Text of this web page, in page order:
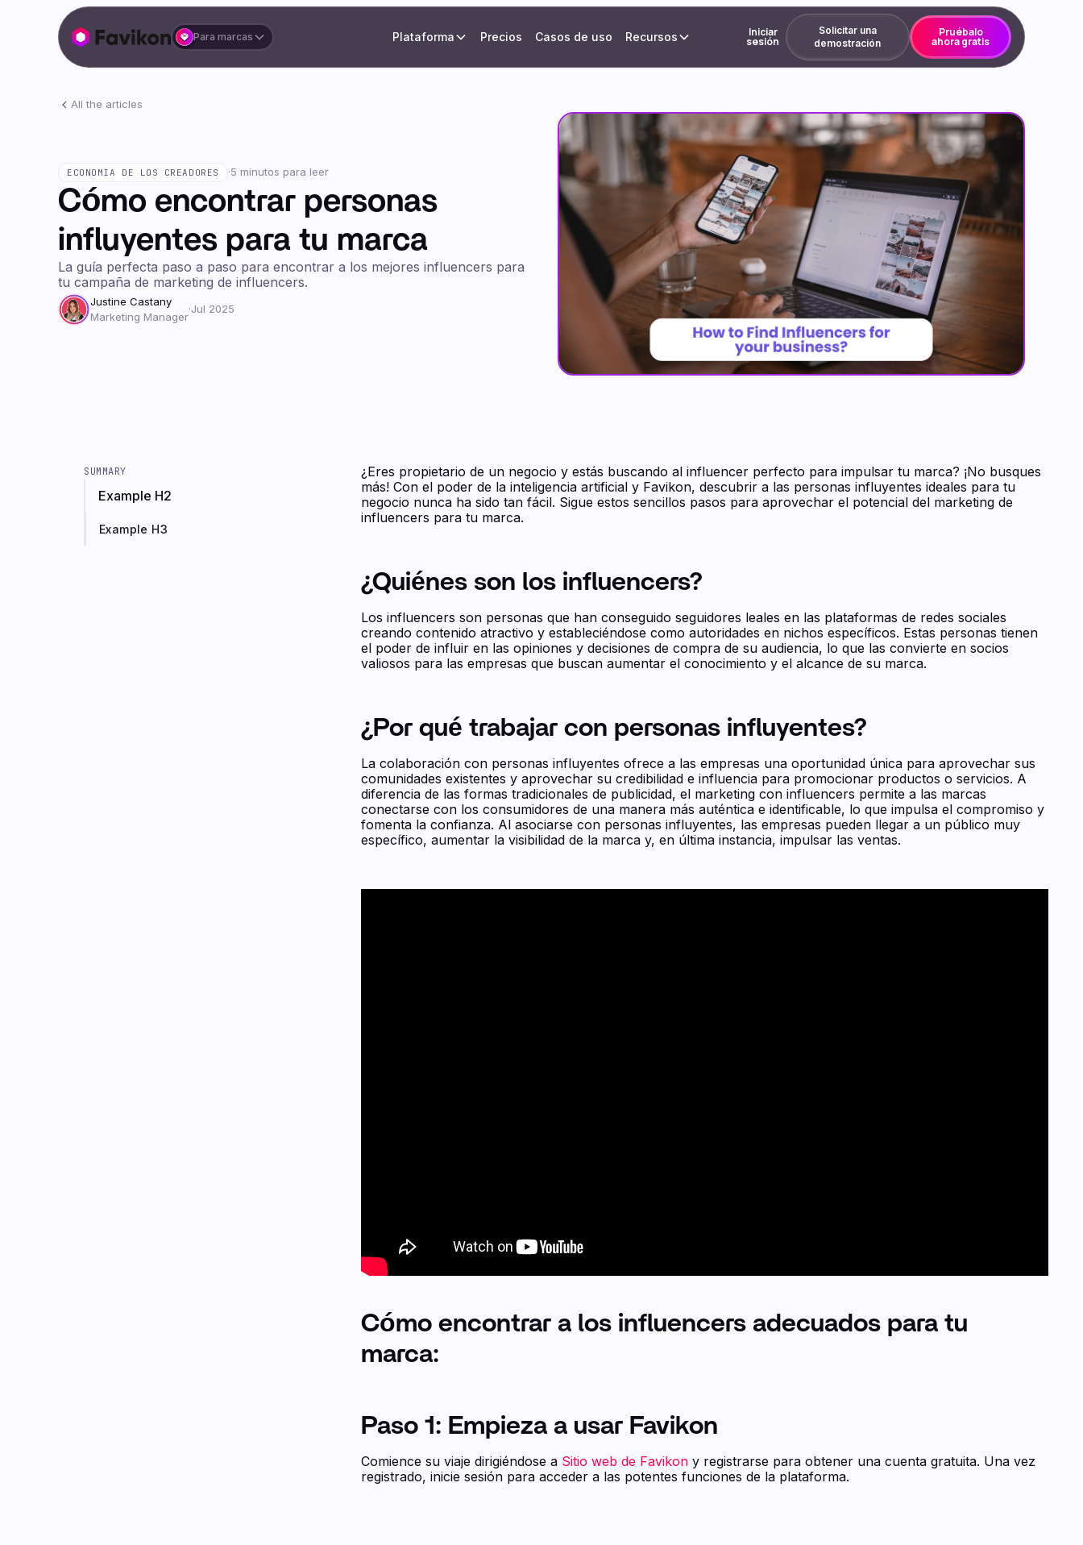
Para marcas Plataforma Precios Casos de uso Recursos Iniciar
sesión
Solicitar una
demostración
Pruébalo
ahora gratis
All the articles
ECONOMIA DE LOS CREADORES ·5 minutos para leer
Cómo encontrar personas
influyentes para tu marca
La guía perfecta paso a paso para encontrar a los mejores influencers para
tu campaña de marketing de influencers.
Justine Castany
Marketing Manager
·Jul 2025
SUMMARY
Example H2
Example H3
¿Eres propietario de un negocio y estás buscando al influencer perfecto para impulsar tu marca? ¡No busques
más! Con el poder de la inteligencia artificial y Favikon, descubrir a las personas influyentes ideales para tu
negocio nunca ha sido tan fácil. Sigue estos sencillos pasos para aprovechar el potencial del marketing de
influencers para tu marca.
¿Quiénes son los influencers?
Los influencers son personas que han conseguido seguidores leales en las plataformas de redes sociales
creando contenido atractivo y estableciéndose como autoridades en nichos específicos. Estas personas tienen
el poder de influir en las opiniones y decisiones de compra de su audiencia, lo que las convierte en socios
valiosos para las empresas que buscan aumentar el conocimiento y el alcance de su marca.
¿Por qué trabajar con personas influyentes?
La colaboración con personas influyentes ofrece a las empresas una oportunidad única para aprovechar sus
comunidades existentes y aprovechar su credibilidad e influencia para promocionar productos o servicios. A
diferencia de las formas tradicionales de publicidad, el marketing con influencers permite a las marcas
conectarse con los consumidores de una manera más auténtica e identificable, lo que impulsa el compromiso y
fomenta la confianza. Al asociarse con personas influyentes, las empresas pueden llegar a un público muy
específico, aumentar la visibilidad de la marca y, en última instancia, impulsar las ventas.
Cómo encontrar a los influencers adecuados para tu
marca:
Paso 1: Empieza a usar Favikon
Comience su viaje dirigiéndose a Sitio web de Favikon y registrarse para obtener una cuenta gratuita. Una vez
registrado, inicie sesión para acceder a las potentes funciones de la plataforma.